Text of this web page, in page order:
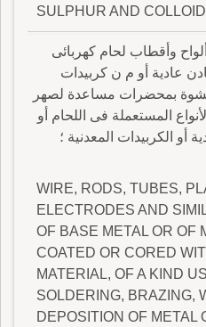
SULPHUR AND
وأقطاب لحام كهربائى
عادية أو م ن كربيدات
بمحضرات مساعدة لصهر
المستعملة فى اللحام أو
أو الكربيدات المعدنية ؛
WIRE, RODS, TUBES,
ELECTRODES AND
OF BASE METAL OR OF
COATED OR CORED
MATERIAL, OF A KIND
SOLDERING, BRAZING,
DEPOSITION OF METAL